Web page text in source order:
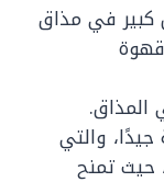
كبير في مذاق
المذاق.
والتي
حيث تمنح